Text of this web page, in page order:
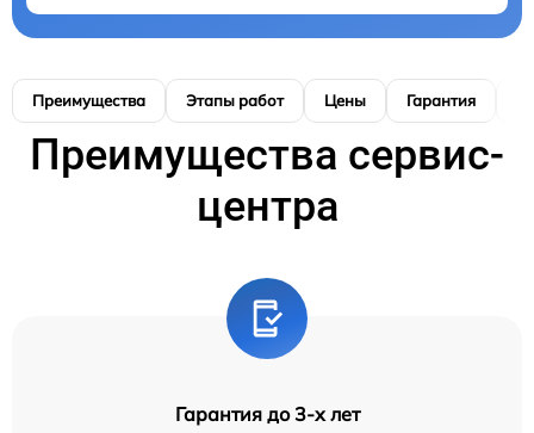
Преимущества Этапы работ Цены Гарантия
Преимущества сервис-
центра
Гарантия до 3-х лет